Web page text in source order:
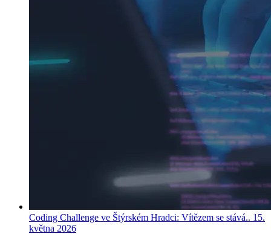
Coding Challenge ve Štýrském Hradci: Vítězem se stává.. 15.
května 2026